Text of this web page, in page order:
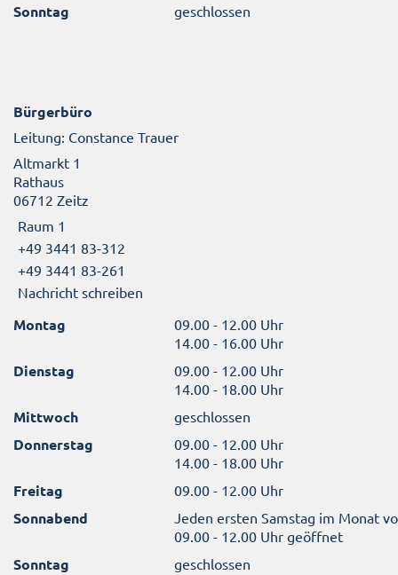
Sonntag geschlossen
Bürgerbüro
Leitung: Constance Trauer
Altmarkt 1
Rathaus
06712 Zeitz
Raum 1
+49 3441 83-312
+49 3441 83-261
Nachricht schreiben
Montag
09.00 - 12.00 Uhr
14.00 - 16.00 Uhr
Dienstag
09.00 - 12.00 Uhr
14.00 - 18.00 Uhr
Mittwoch geschlossen
Donnerstag
09.00 - 12.00 Uhr
14.00 - 18.00 Uhr
Freitag 09.00 - 12.00 Uhr
Sonnabend
Jeden ersten Samstag im Monat
09.00 - 12.00 Uhr geöffnet
Sonntag geschlossen